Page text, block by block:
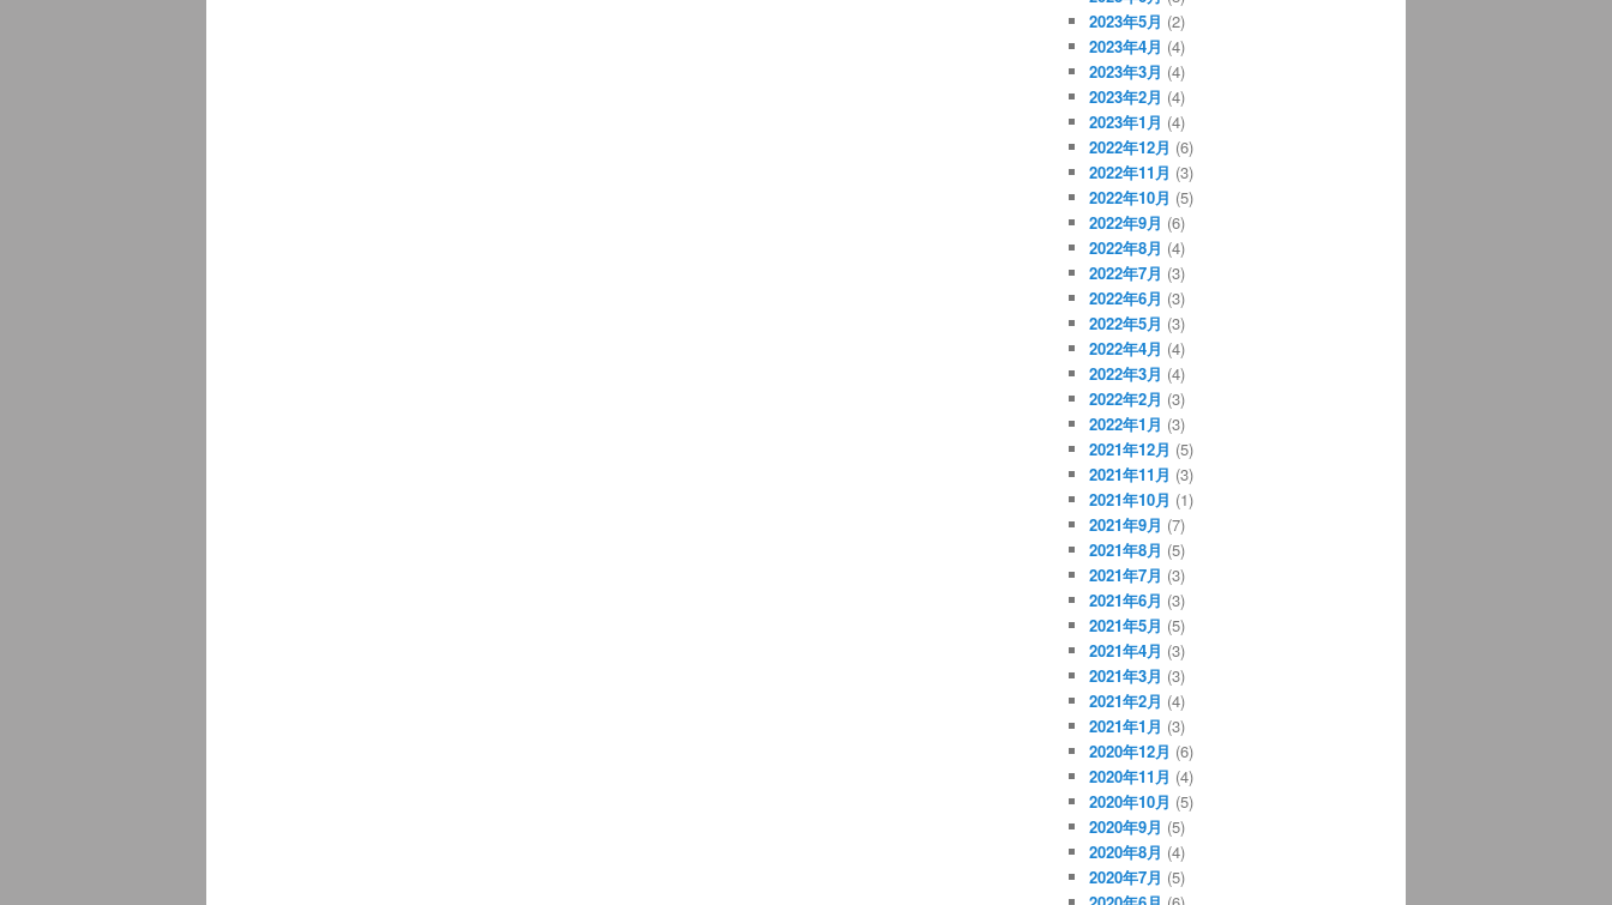
2023年5月 (2)
2023年4月 (4)
2023年3月 (4)
2023年2月 (4)
2023年1月 (4)
2022年12月 (6)
2022年11月 (3)
2022年10月 (5)
2022年9月 (6)
2022年8月 (4)
2022年7月 (3)
2022年6月 (3)
2022年5月 (3)
2022年4月 (4)
2022年3月 (4)
2022年2月 (3)
2022年1月 (3)
2021年12月 (5)
2021年11月 (3)
2021年10月 (1)
2021年9月 (7)
2021年8月 (5)
2021年7月 (3)
2021年6月 (3)
2021年5月 (5)
2021年4月 (3)
2021年3月 (3)
2021年2月 (4)
2021年1月 (3)
2020年12月 (6)
2020年11月 (4)
2020年10月 (5)
2020年9月 (5)
2020年8月 (4)
2020年7月 (5)